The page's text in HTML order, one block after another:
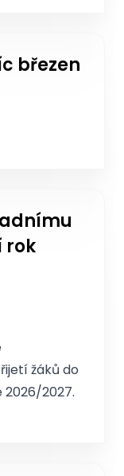
březen
rok
žáků do
2026/2027.